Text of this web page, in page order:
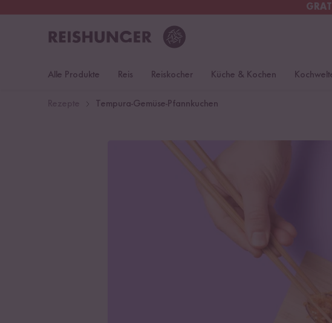
Alle Produkte
Reis Reiskocher Küche & Kochen
Tempura-Gemüse-Pfannkuchen